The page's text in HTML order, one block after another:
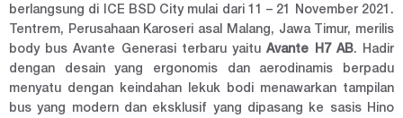
berlangsung di ICE BSD City mulai dari 11 – 21 November 2021.
Tentrem, Perusahaan Karoseri asal Malang, Jawa Timur, merilis
body bus Avante Generasi terbaru yaituAvante H7 AB. Hadir
dengan desain yang ergonomis dan aerodinamis berpadu
menyatu dengan keindahan lekuk bodi menawarkan tampilan
bus yang modern dan eksklusif yang dipasang ke sasis Hino